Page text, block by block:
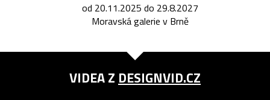
od 20.11.2025 do 29.8.2027
Moravská galerie v Brně
VIDEA Z DESIGNVID.CZ